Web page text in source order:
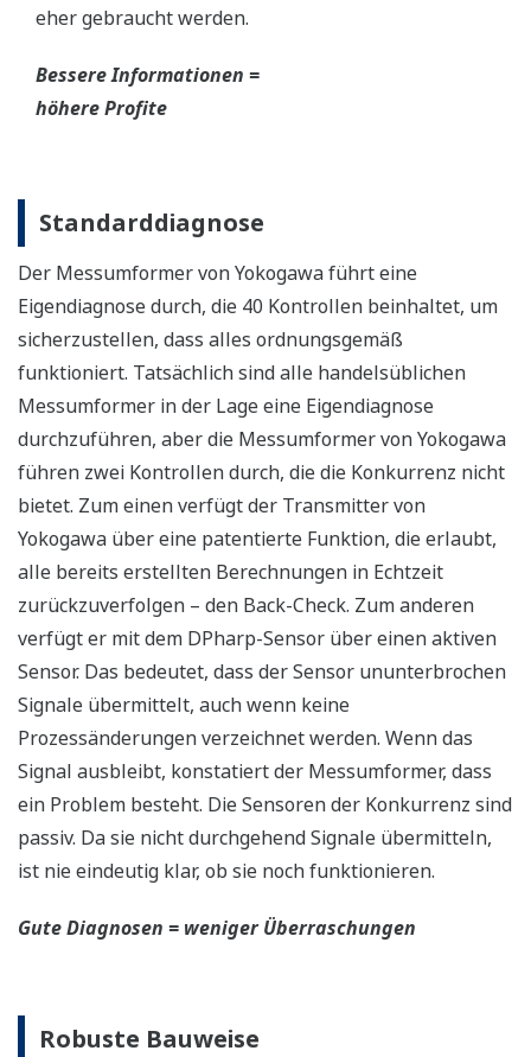
eher gebraucht werden.
Bessere Informationen =
höhere Profite
Standarddiagnose
Der Messumformer von Yokogawa führt eine
Eigendiagnose durch, die 40 Kontrollen beinhaltet, um
sicherzustellen, dass alles ordnungsgemäß
funktioniert. Tatsächlich sind alle handelsüblichen
Messumformer in der Lage eine Eigendiagnose
durchzuführen, aber die Messumformer von Yokogawa
führen zwei Kontrollen durch, die die Konkurrenz nicht
bietet. Zum einen verfügt der Transmitter von
Yokogawa über eine patentierte Funktion, die erlaubt,
alle bereits erstellten Berechnungen in Echtzeit
zurückzuverfolgen – den Back-Check. Zum anderen
verfügt er mit dem DPharp-Sensor über einen aktiven
Sensor. Das bedeutet, dass der Sensor ununterbrochen
Signale übermittelt, auch wenn keine
Prozessänderungen verzeichnet werden. Wenn das
Signal ausbleibt, konstatiert der Messumformer, dass
ein Problem besteht. Die Sensoren der Konkurrenz sind
passiv. Da sie nicht durchgehend Signale übermitteln,
ist nie eindeutig klar, ob sie noch funktionieren.
Gute Diagnosen = weniger Überraschungen
Robuste Bauweise